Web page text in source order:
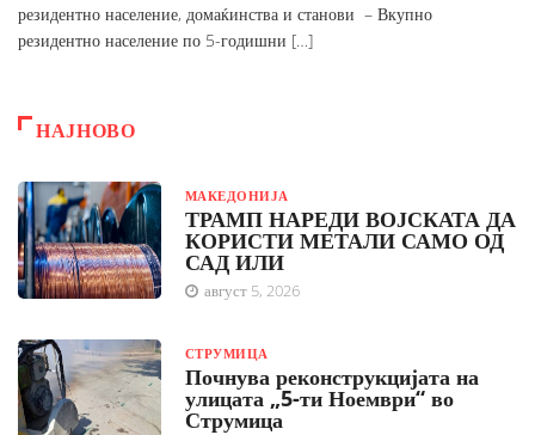
резидентно население, домаќинства и станови – Вкупно
резидентно население по 5-годишни […]
НАЈНОВО
МАКЕДОНИЈА
ТРАМП НАРЕДИ ВОЈСКАТА ДА
КОРИСТИ МЕТАЛИ САМО ОД
САД ИЛИ
август 5, 2026
СТРУМИЦА
Почнува реконструкцијата на
улицата „5-ти Ноември“ во
Струмица